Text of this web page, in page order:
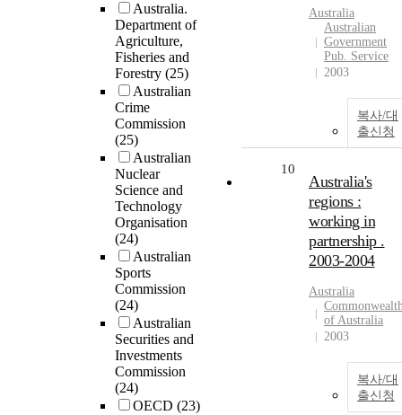
Australia.
Department of
Agriculture,
Fisheries and
Forestry (25)
Australian
Crime
Commission
(25)
Australian
Nuclear
Science and
Technology
Organisation
(24)
Australian
Sports
Commission
(24)
Australian
Securities and
Investments
Commission
(24)
OECD (23)
Australia
Australian
Government
Pub. Service
2003
복사/대
출신청
10
Australia's
regions :
working in
partnership .
2003-2004
Australia
of Australia
2003
복사/대
출신청